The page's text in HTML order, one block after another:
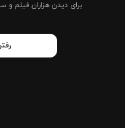
برای دیدن هزاران فیلم و